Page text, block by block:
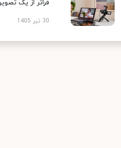
فراتر از یک
30 تیر 1405